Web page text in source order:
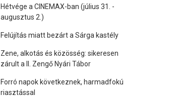
Hétvége a CINEMAX-ban (július 31. -
augusztus 2.)
Felújítás miatt bezárt a Sárga kastély
Zene, alkotás és közösség: sikeresen
zárult a II. Zengő Nyári Tábor
Forró napok következnek, harmadfokú
riasztással